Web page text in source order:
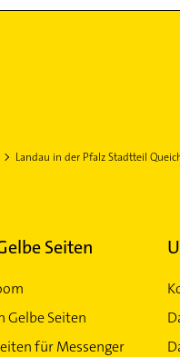
Landau in der Pfalz Stadtteil
Seiten
Gelbe Seiten
für Messenger